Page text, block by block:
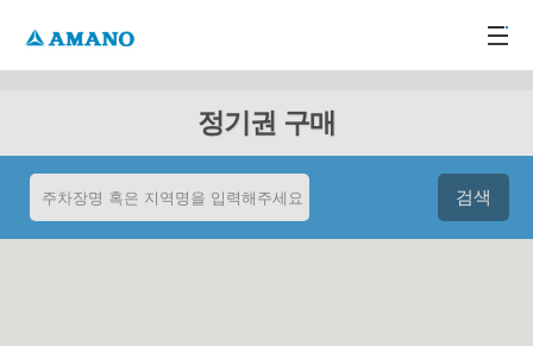
정기권 구매